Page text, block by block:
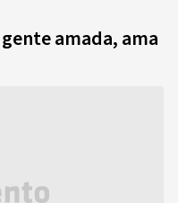
amada, ama